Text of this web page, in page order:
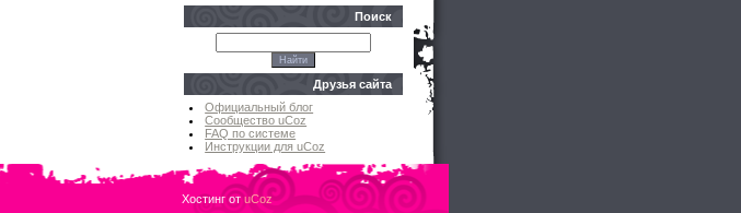
Поиск
Друзья сайта
Официальный блог
Сообщество uCoz
FAQ по системе
Инструкции для uCoz
Хостинг отuCoz